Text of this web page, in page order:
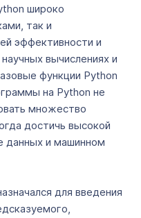
широко
так и
эффективности и
вычислениях и
функции Python
на Python не
множество
достичь высокой
данных и машинном
для введения